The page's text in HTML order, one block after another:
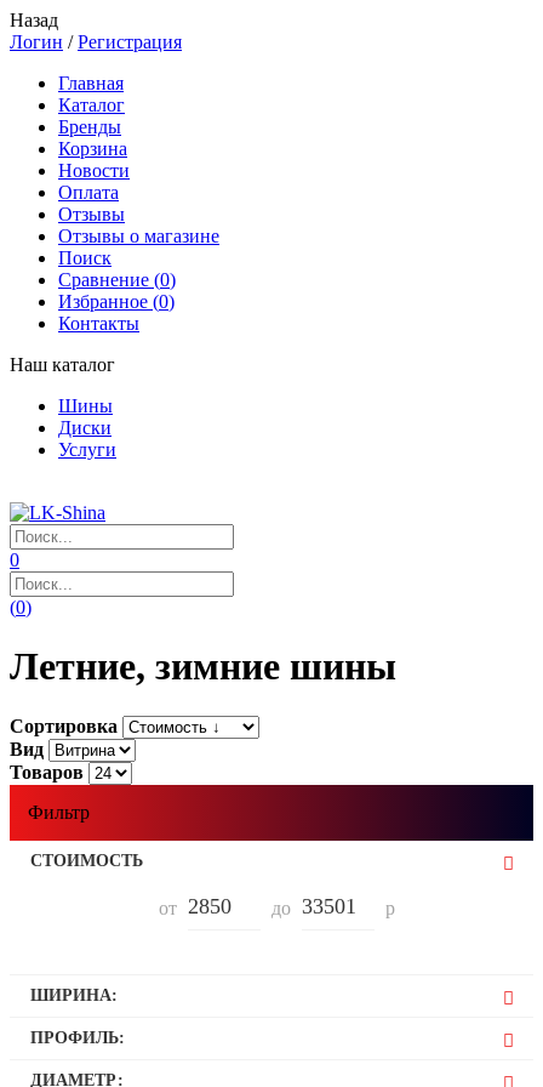
Назад
Логин /Регистрация
Главная
Каталог
Бренды
Корзина
Новости
Оплата
Отзывы
Отзывы о магазине
Поиск
Сравнение (0)
Избранное (0)
Контакты
Наш каталог
Шины
Диски
Услуги
0
(0)
Летние, зимние шины
Сортировка
Вид
Товаров
Фильтр
СТОИМОСТЬ
от до р
ШИРИНА:
135
165
ПРОФИЛЬ:
30
ДИАМЕТР: